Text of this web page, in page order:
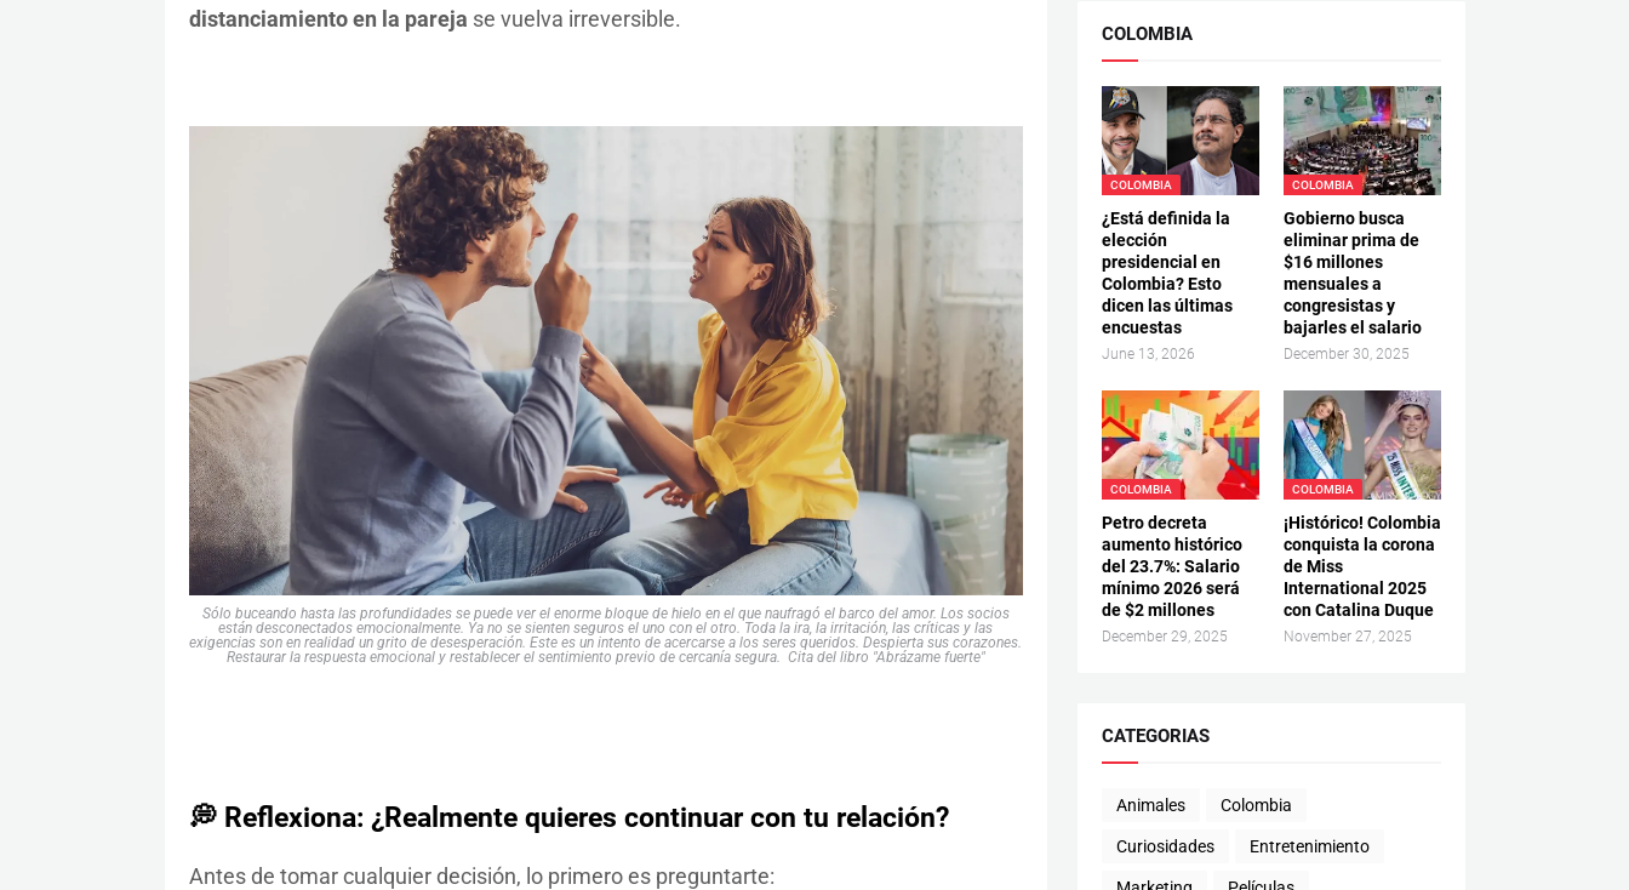
distanciamiento en la pareja se vuelva irreversible.
Sólo buceando hasta las profundidades se puede ver el enorme bloque de hielo en el que naufragó el barco del amor. Los socios
están desconectados emocionalmente. Ya no se sienten seguros el uno con el otro. Toda la ira, la irritación, las críticas y las
exigencias son en realidad un grito de desesperación. Este es un intento de acercarse a los seres queridos. Despierta sus corazones.
Restaurar la respuesta emocional y restablecer el sentimiento previo de cercanía segura. Cita del libro "Abrázame fuerte"
💭 Reflexiona: ¿Realmente quieres continuar con tu relación?
Antes de tomar cualquier decisión, lo primero es preguntarte:
COLOMBIA
COLOMBIA
¿Está definida la
elección
presidencial en
Colombia? Esto
dicen las últimas
encuestas
June 13, 2026
COLOMBIA
Gobierno busca
eliminar prima de
$16 millones
mensuales a
congresistas y
bajarles el salario
December 30, 2025
COLOMBIA
Petro decreta
aumento histórico
del 23.7%: Salario
mínimo 2026 será
de $2 millones
December 29, 2025
COLOMBIA
¡Histórico! Colombia
conquista la corona
de Miss
International 2025
con Catalina Duque
November 27, 2025
CATEGORIAS
Animales Colombia
Curiosidades Entretenimiento